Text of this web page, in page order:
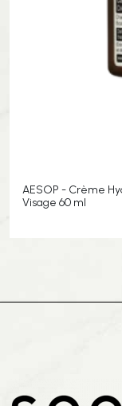
AESOP - Crème
Visage 60 ml